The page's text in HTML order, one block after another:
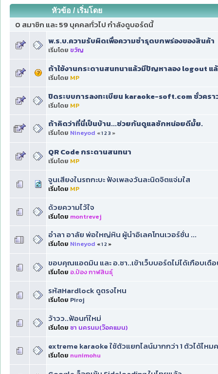
หัวข้อ/เริ่มโดย
0 สมาชิก และ 59 บุคคลทั่วไป กำลังดูบอร์ดนี้
พ.ร.บ.ความรับผิดเพื่อความชำรุดบกพร่องของสินค้า
เริ่มโดย ขวัญ
ถ้าใช้งานกระดานสนทนาแล้วมีปัญหาลอง logout แ
เริ่มโดย MP
ปิดระบบการลงทะเบียน karaoke-soft.com ชั่วครา
เริ่มโดย MP
ถ้าคิดว่าที่นี่เป็นบ้าน...ช่วยกันดูแลซักหน่อยดีมั้ย.
เริ่มโดย Nineyod «123»
QR Code กระดานสนทนา
เริ่มโดย MP
จูนเสียงในรถกะบะ ฟังเพลงวันละนิดจิตแจ่มใส
เริ่มโดย MP
ด้วยความไว้ใจ
เริ่มโดย montrevej
อำลา อาลัย พ่อใหญ่หิน ผู้นำอิเลคโทนเวอร์ชั่น ...
เริ่มโดย Nineyod «12»
ขอบคุณแอดมิน และ อ.ชา..เข้าเว็บบอร์ดไม่ได้เกือบเดื
เริ่มโดย อ.ป๋อง กาฬสินธุ์
รหัสHardlock ดูตรงไหน
เริ่มโดย Piroj
ว้าวว..ฟ้อนท์ใหม่
เริ่มโดย ชา นครนม(ว๊อคแมน)
extreme karaoke ใช้ตัวแยกไลน์มากกว่า 1 ตัวได้ไหม
เริ่มโดย nunimohu